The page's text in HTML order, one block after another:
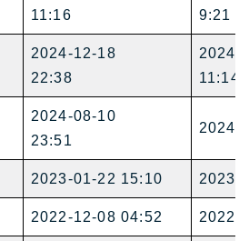
11:16
9:21
2024-12-18
22:38
2024-
11:14
2024-08-10
23:51
2024-
2023-01-22 15:10 2023-
2022-12-08 04:52 2022-